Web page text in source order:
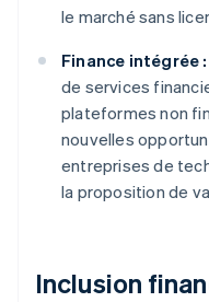
le marché sans
Finance intégrée :
de services
plateformes non
nouvelles
entreprises de
la proposition de
Inclusion